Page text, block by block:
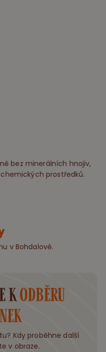
bez minerálních hnojiv,
prostředků.
v Bohdalově.
kodběru
Kdy proběhne další
v obraze.